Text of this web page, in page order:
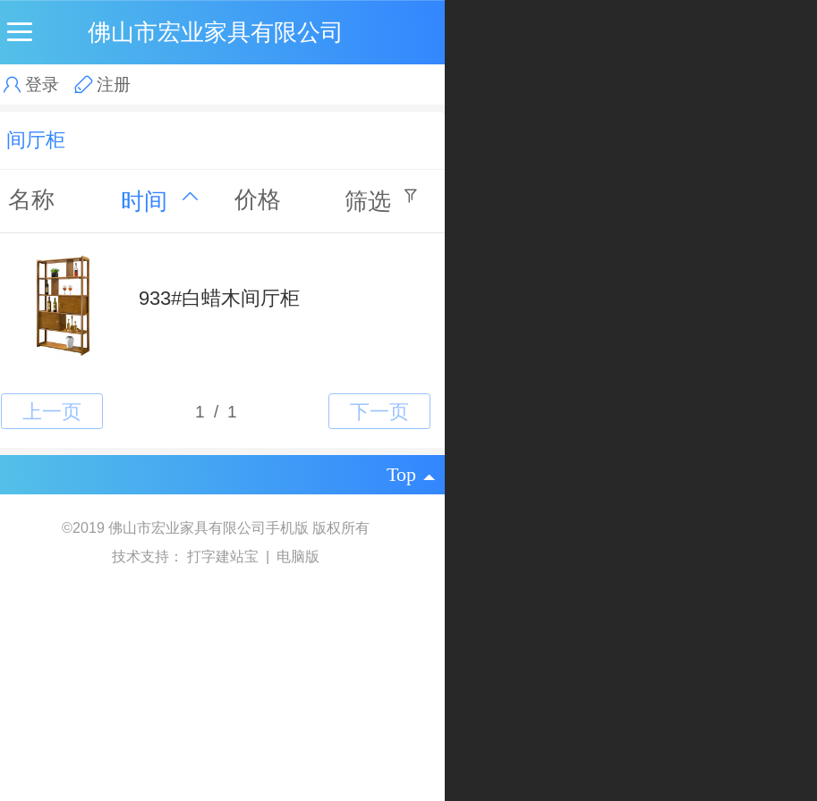
佛山市宏业家具有限公司
登录 注册
间厅柜
名称 时间 价格 筛选
933#白蜡木间厅柜
Top
©2019 佛山市宏业家具有限公司手机版 版权所有
技术支持： 打字建站宝 电脑版